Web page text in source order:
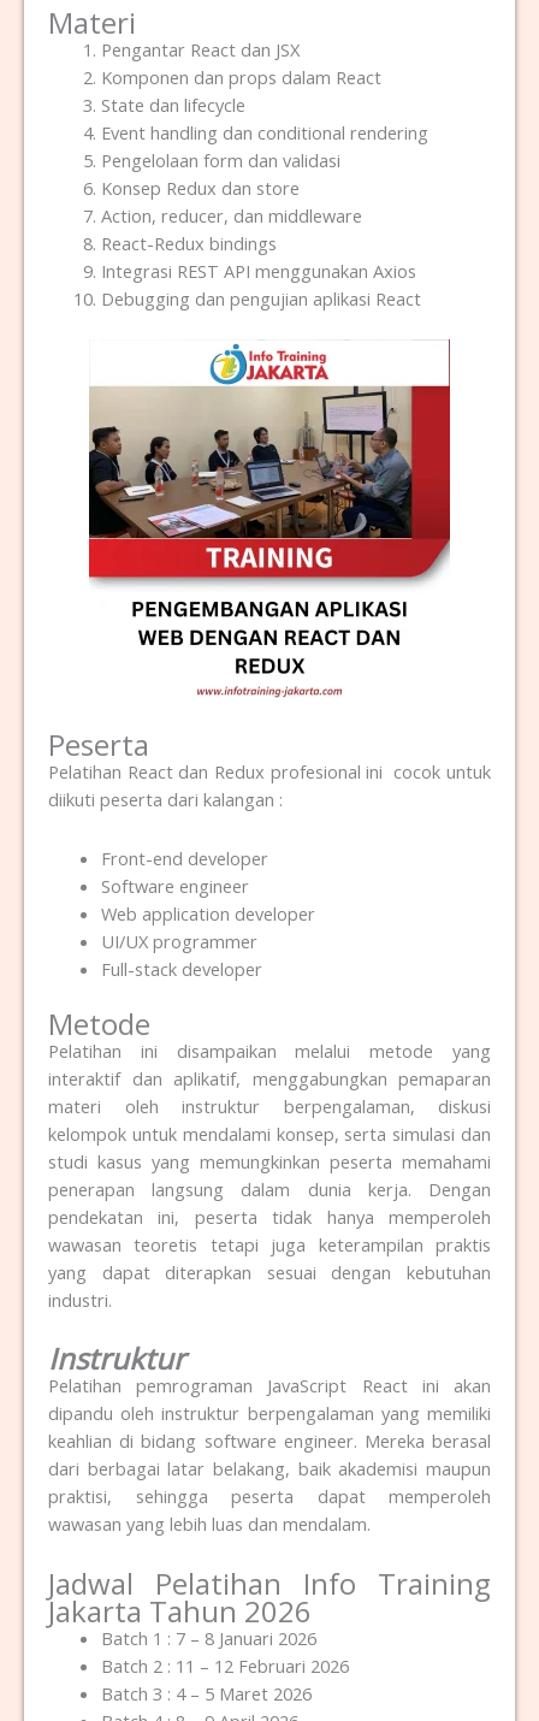
Materi
Pengantar React dan JSX
Komponen dan props dalam React
State dan lifecycle
Event handling dan conditional rendering
Pengelolaan form dan validasi
Konsep Redux dan store
Action, reducer, dan middleware
React-Redux bindings
Integrasi REST API menggunakan Axios
Debugging dan pengujian aplikasi React
Peserta
Pelatihan React dan Redux profesional ini cocok untuk
diikuti peserta dari kalangan :
Front-end developer
Software engineer
Web application developer
UI/UX programmer
Full-stack developer
Metode
Pelatihan ini disampaikan melalui metode yang
interaktif dan aplikatif, menggabungkan pemaparan
materi oleh instruktur berpengalaman, diskusi
kelompok untuk mendalami konsep, serta simulasi dan
studi kasus yang memungkinkan peserta memahami
penerapan langsung dalam dunia kerja. Dengan
pendekatan ini, peserta tidak hanya memperoleh
wawasan teoretis tetapi juga keterampilan praktis
yang dapat diterapkan sesuai dengan kebutuhan
industri.
Instruktur
Pelatihan pemrograman JavaScript React ini akan
dipandu oleh instruktur berpengalaman yang memiliki
keahlian di bidang software engineer. Mereka berasal
dari berbagai latar belakang, baik akademisi maupun
praktisi, sehingga peserta dapat memperoleh
wawasan yang lebih luas dan mendalam.
Jadwal Pelatihan Info Training
Jakarta Tahun 2026
Batch 1 : 7 – 8 Januari 2026
Batch 2 : 11 – 12 Februari 2026
Batch 3 : 4 – 5 Maret 2026